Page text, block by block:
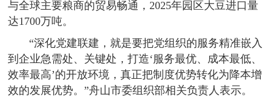
与全球主要粮商的贸易畅通，2025年园区大豆进口量
达1700万吨。
“深化党建联建，就是要把党组织的服务精准嵌入
到企业急需处、关键处，打造‘服务最优、成本最低、
效率最高’的开放环境，真正把制度优势转化为降本增
效的发展优势。”舟山市委组织部相关负责人表示。